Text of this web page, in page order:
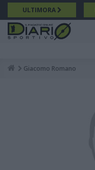
Salta
al
contenuto
principale
ULTIMORA
Breadcrumb
Giacomo Romano